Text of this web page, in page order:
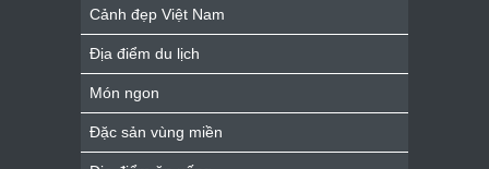
Cảnh đẹp Việt Nam
Địa điểm du lịch
Món ngon
Đặc sản vùng miền